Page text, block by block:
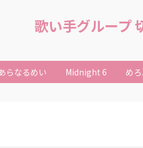
歌い手グループ
らなるめい Midnight 6 め